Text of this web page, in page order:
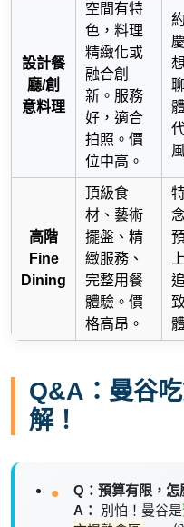
設計餐
廳/創
意料理
空間有特
色，料理
精緻化或
融合創
新。服務
好，適合
拍照。價
位中高。
高階
Fine
Dining
頂級食
材、藝術
擺盤、精
緻服務、
完整用餐
體驗。價
格高昂。
Q&A：曼谷
解！
Q：預算有限，怎
A： 別怕！曼谷是